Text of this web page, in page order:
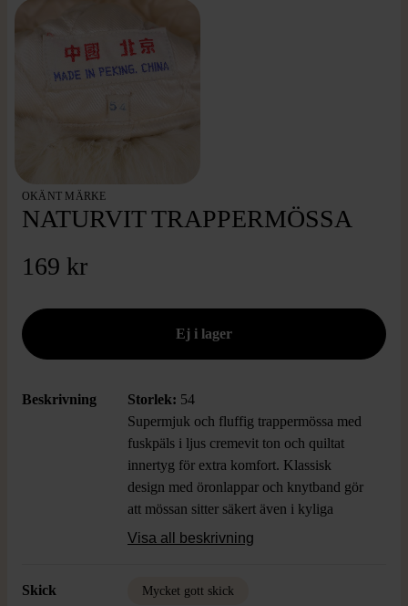
OKÄNT MÄRKE
NATURVIT TRAPPERMÖSSA
169 kr
Beskrivning Storlek: 54
Supermjuk och fluffig trappermössa med
fuskpäls i ljus cremevit ton och quiltat
innertyg för extra komfort. Klassisk
design med öronlappar och knytband gör
att mössan sitter säkert även i kyliga
vindar. Ger en snygg vintage vibe och
Visa all beskrivning
Skick Mycket gott skick